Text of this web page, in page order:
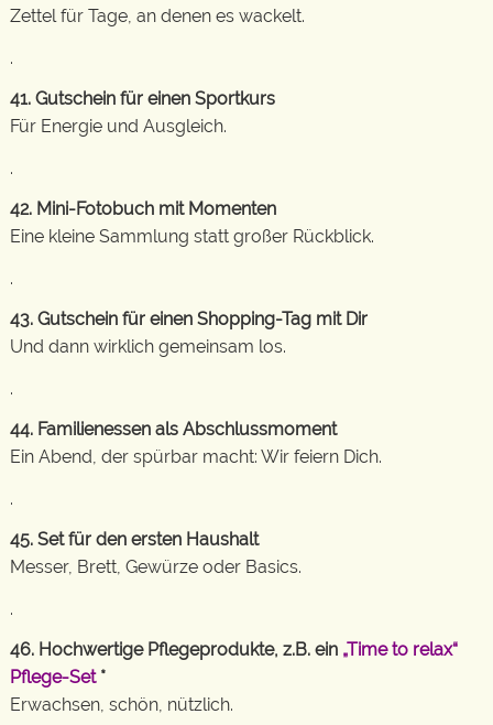
Zettel für Tage, an denen es wackelt.
.
41. Gutschein für einen Sportkurs
Für Energie und Ausgleich.
.
42. Mini-Fotobuch mit Momenten
Eine kleine Sammlung statt großer Rückblick.
.
43. Gutschein für einen Shopping-Tag mit Dir
Und dann wirklich gemeinsam los.
.
44. Familienessen als Abschlussmoment
Ein Abend, der spürbar macht: Wir feiern Dich.
.
45. Set für den ersten Haushalt
Messer, Brett, Gewürze oder Basics.
.
46. Hochwertige Pflegeprodukte, z.B. ein „Time to relax“
Pflege-Set*
Erwachsen, schön, nützlich.